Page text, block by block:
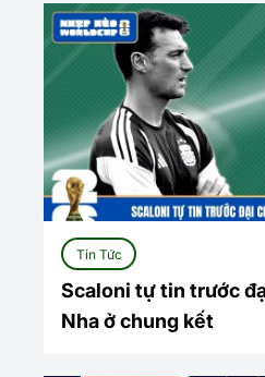
Tin Tức
Scaloni tự tin trước
Nha ở chung kết